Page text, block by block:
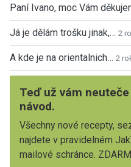
Paní Ivano, moc Vám
Já je dělám trošku jinak,… 2
A kde je na orientalnich… 2
Teď už vám
návod.
Všechny nové recepty,
najdete v pravidelném
mailové schránce.